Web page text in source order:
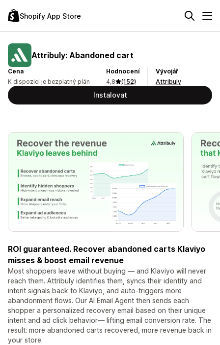
Shopify App Store
Attribuly: Abandoned cart
Cena
K dispozici je bezplatný plán
Hodnocení
4,8
(152)
Vývojář
Attribuly
Instalovat
ROI guaranteed. Recover abandoned carts Klaviyo
misses & boost email revenue
Most shoppers leave without buying — and Klaviyo will never
reach them. Attribuly identifies them, syncs their identity and
intent signals back to Klaviyo, and auto-triggers more
abandonment flows. Our AI Email Agent then sends each
shopper a personalized recovery email based on their unique
intent and ad click behavior— lifting email conversion rate. The
result: more abandoned carts recovered, more revenue back in
your store.